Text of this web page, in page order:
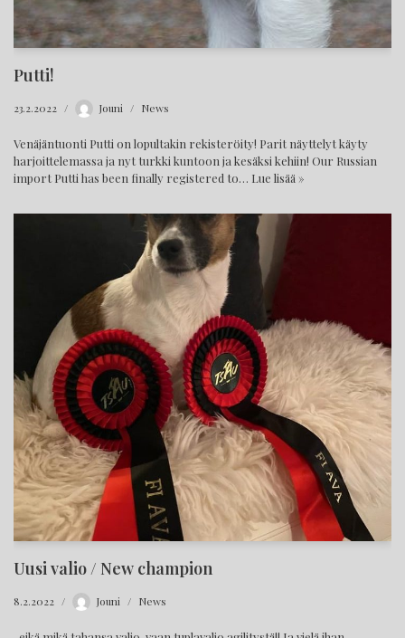
Putti!
23.2.2022 Jouni News
Venäjäntuonti Putti on lopultakin rekisteröity! Parit näyttelyt käyty
harjoittelemassa ja nyt turkki kuntoon ja kesäksi kehiin! Our Russian
import Putti has been finally registered to… Lue lisää »
Uusi valio / New champion
8.2.2022 Jouni News